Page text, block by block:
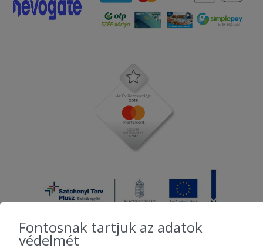
Fontosnak tartjuk az adatok
védelmét